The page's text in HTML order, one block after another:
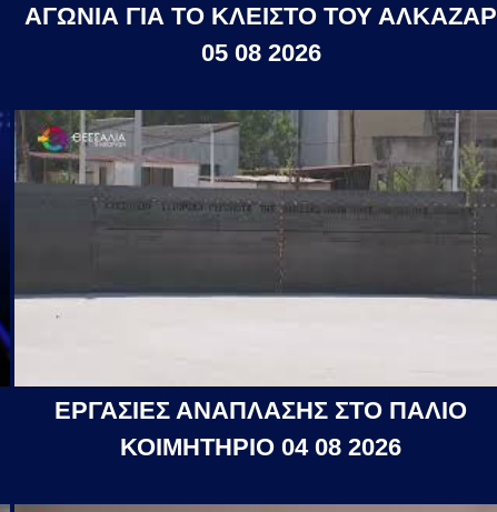
ΑΓΩΝΙΑ ΓΙΑ ΤΟ ΚΛΕΙΣΤΟ ΤΟΥ ΑΛΚΑΖΑΡ
05 08 2026
ΕΡΓΑΣΙΕΣ ΑΝΑΠΛΑΣΗΣ ΣΤΟ ΠΑΛΙΟ
ΚΟΙΜΗΤΗΡΙΟ 04 08 2026